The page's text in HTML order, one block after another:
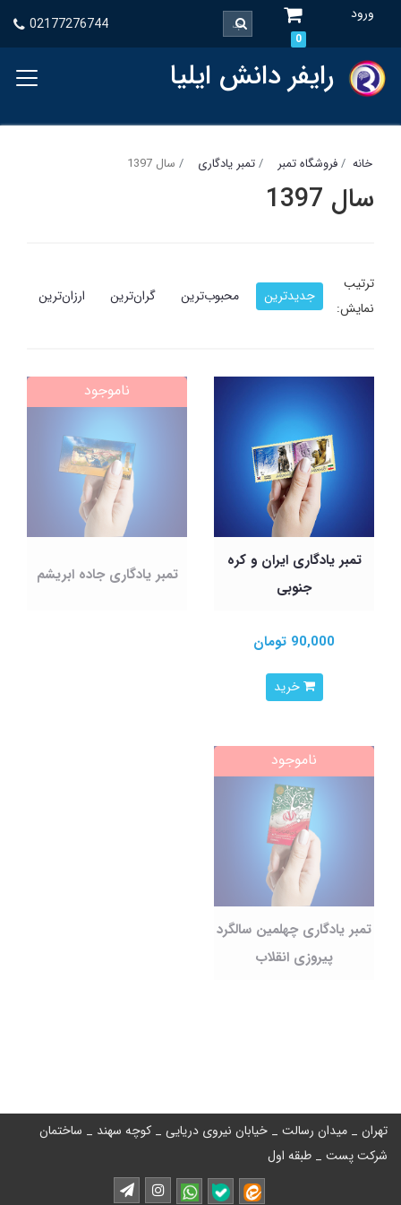
ورود
0
02177276744
رایفر دانش ایلیا
خانه فروشگاه تمبر تمبر یادگاری سال 1397
سال 1397
ترتیب
نمایش:
جدیدترین محبوب‌ترین گران‌ترین ارزان‌ترین
تمبر یادگاری ایران و کره
جنوبی
90,000 تومان
خرید
تمبر یادگاری جاده ابریشم
ناموجود
تمبر یادگاری چهلمین سالگرد
پیروزی انقلاب
ناموجود
تهران _ میدان رسالت _ خیابان نیروی دریایی _ کوچه سهند _ ساختمان
شرکت پست _ طبقه اول